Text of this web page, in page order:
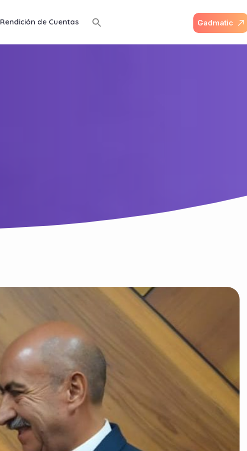
Rendición de Cuentas Gadmatic